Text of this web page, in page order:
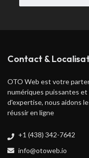
Contact &
OTO Web est votre
numériques puissantes et
d'expertise, nous aidons
réussir en ligne
+1 (438) 342-7642
info@otoweb.io